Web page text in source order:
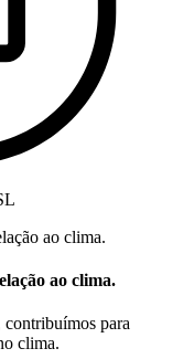
ao clima.
contribuímos para
clima.